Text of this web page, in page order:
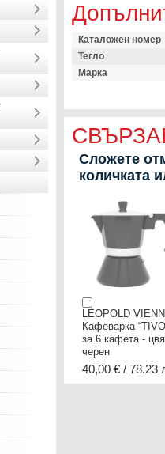
Каталожен номер
Тегло
Марка
Сложете
количката
LEOPOLD
Кафеварка
за 6 кафета -
черен
40,00 € / 78.23